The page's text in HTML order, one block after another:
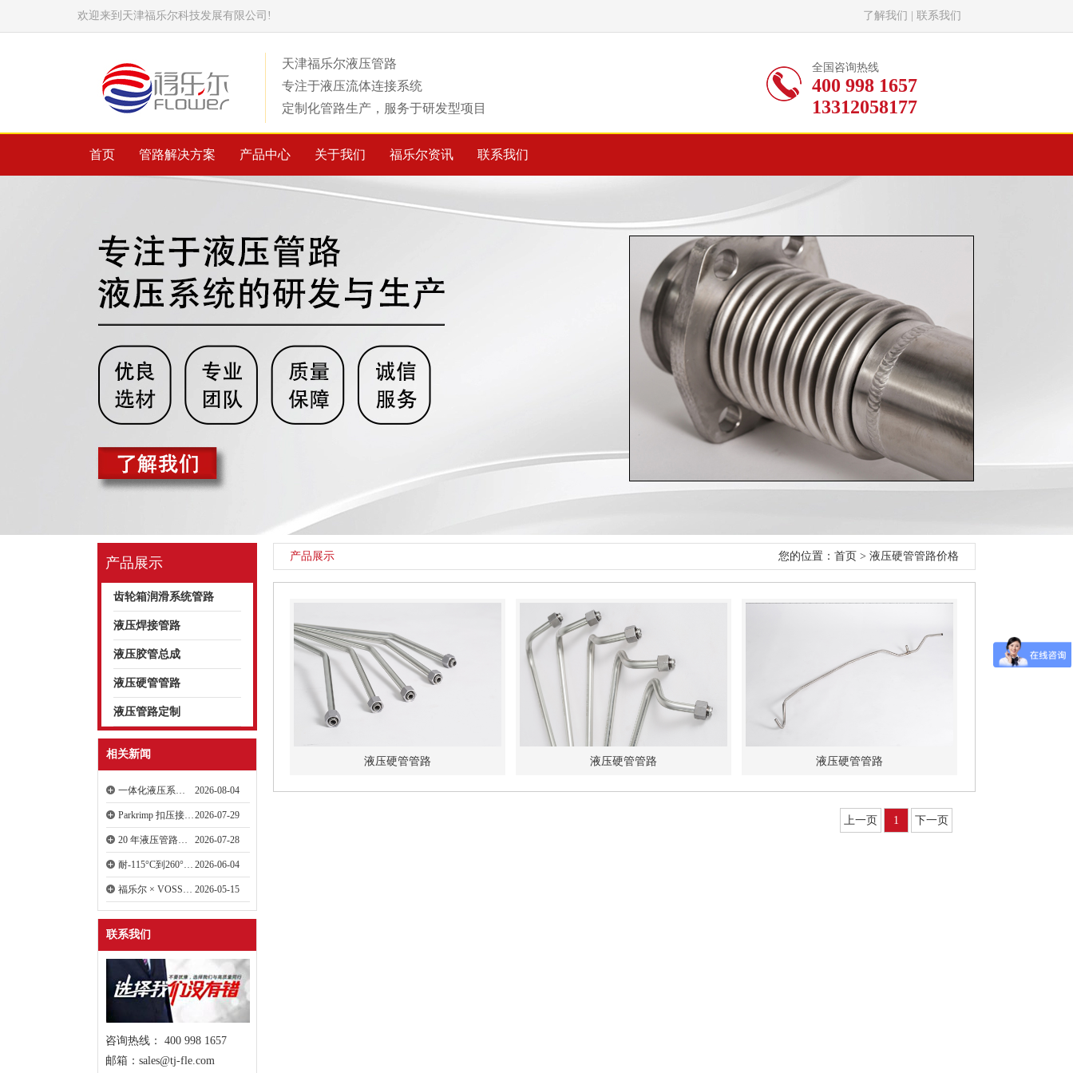
欢迎来到天津福乐尔科技发展有限公司! 了解我们 联系我们
天津福乐尔液压管路
专注于液压流体连接系统
定制化管路生产，服务于研发型项目
全国咨询热线
400 998 1657
13312058177
首页 管路解决方案 产品中心 关于我们 福乐尔资讯 联系我们
产品展示
齿轮箱润滑系统管路
液压焊接管路
液压胶管总成
液压硬管管路
液压管路定制
相关新闻
2026-08-04
一体化液压系统配套：焊接管路、胶管、液压站定制
2026-07-29
Parkrimp 扣压接头：全工况液压管路配套方案
2026-07-28
20 年液压管路方案：流体系统一站式定制服务商
2026-06-04
耐-115°C到260°C，抗复杂介质——派克密封方案，福乐尔本地化落地
2026-05-15
福乐尔 × VOSS 液压管路加工设备：如何解决预装效率低、成型精度差、能耗高？
联系我们
咨询热线： 400 998 1657
邮箱：sales@tj-fle.com
产品展示 您的位置： 首页 > 液压硬管管路价格
液压硬管管路 液压硬管管路 液压硬管管路
上一页 1 下一页